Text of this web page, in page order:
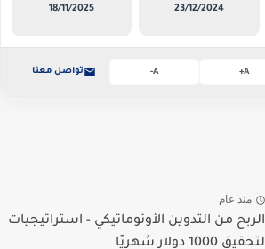
23/12/2024
18/11/2025
A+
A- تواصل معنا
منذ عام
الربح من التدوين الأوتوماتيكي - استراتيجيات
لتحقيق 1000 دولار شهريًا